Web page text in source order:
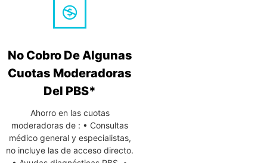
No Cobro De Algunas
Cuotas Moderadoras
Del PBS*
Ahorro en las cuotas
moderadoras de : • Consultas
médico general y especialistas,
no incluye las de acceso directo.